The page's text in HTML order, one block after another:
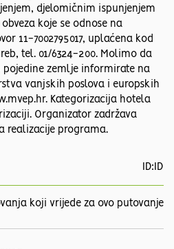
djelomičnim ispunjenjem
koje se odnose na
11-7002795017, uplaćena kod
tel. 01/6324-200. Molimo da
pojedine zemlje informirate na
vanjskih poslova i europskih
Kategorizacija hotela
Organizator zadržava
realizacije programa.
ID:ID
koji vrijede za ovo putovanje